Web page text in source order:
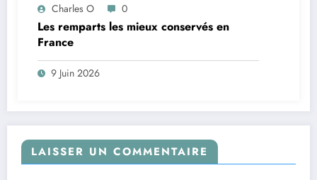
Charles O 0
Les remparts les mieux conservés en
France
9 Juin 2026
LAISSER UN COMMENTAIRE